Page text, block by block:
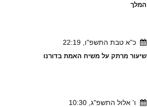
המלך
כ"א טבת התשפ"ו, 22:19
שיעור מרתק על משיח האמת בדורנו
ו' אלול התשפ"ג, 10:30